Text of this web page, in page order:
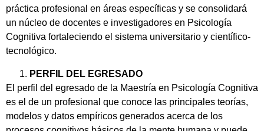
práctica profesional en áreas específicas y se consolidará
un núcleo de docentes e investigadores en Psicología
Cognitiva fortaleciendo el sistema universitario y científico-
tecnológico.
PERFIL DEL EGRESADO
El perfil del egresado de la Maestría en Psicología Cognitiva
es el de un profesional que conoce las principales teorías,
modelos y datos empíricos generados acerca de los